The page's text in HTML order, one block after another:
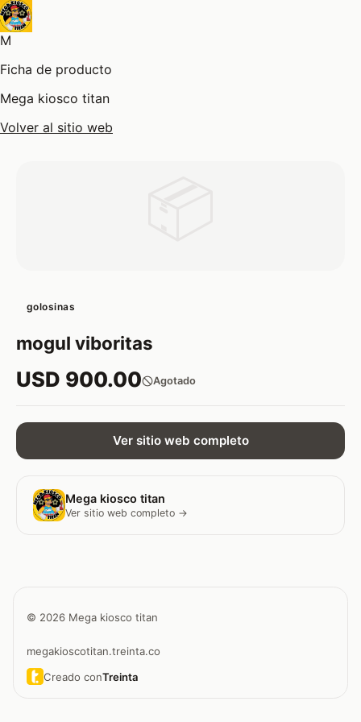
M
Ficha de producto
Mega kiosco titan
Volver al sitio web
golosinas
mogul viboritas
USD 900.00 Agotado
Ver sitio web completo
Mega kiosco titan
Ver sitio web completo →
© 2026 Mega kiosco titan
megakioscotitan.treinta.co
Creado conTreinta